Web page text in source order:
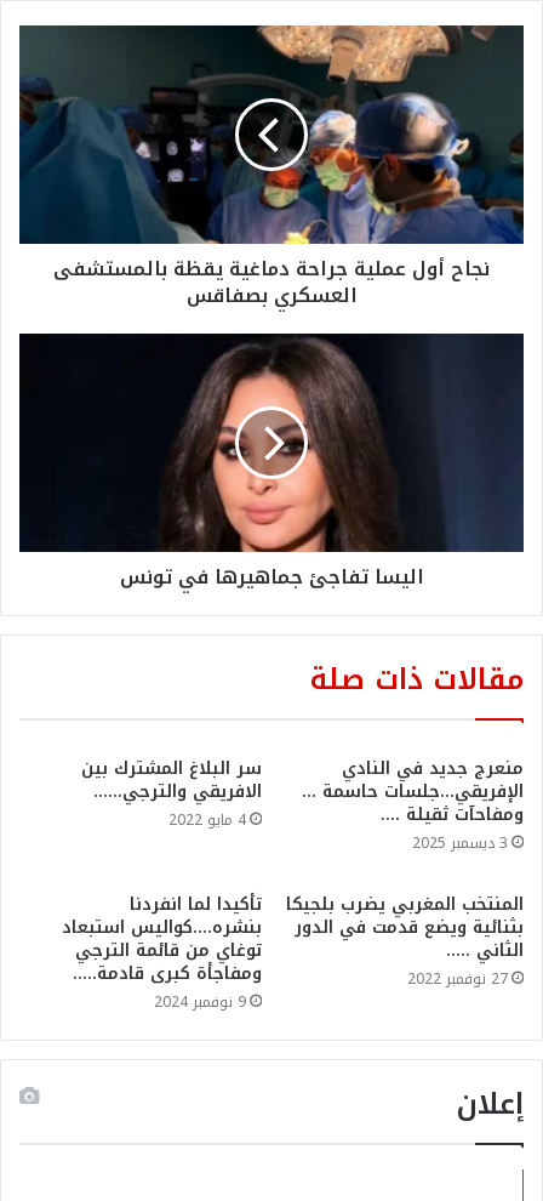
نجاح أول عملية جراحة دماغية يقظة بالمستشفى
العسكري بصفاقس
اليسا تفاجئ جماهيرها في تونس
مقالات ذات صلة
منعرج جديد في النادي
الإفريقي…جلسات حاسمة …
ومفاحآت ثقيلة ….
3 ديسمبر 2025
سر البلاغ المشترك بين
الافريقي والترجي……
4 مايو 2022
المنتخب المغربي يضرب بلجيكا
بثنائية ويضع قدمت في الدور
الثاني …..
27 نوفمبر 2022
تأكيدا لما انفردنا
بنشره….كواليس استبعاد
توغاي من قائمة الترجي
ومفاجأة كبرى قادمة…..
9 نوفمبر 2024
إعلان